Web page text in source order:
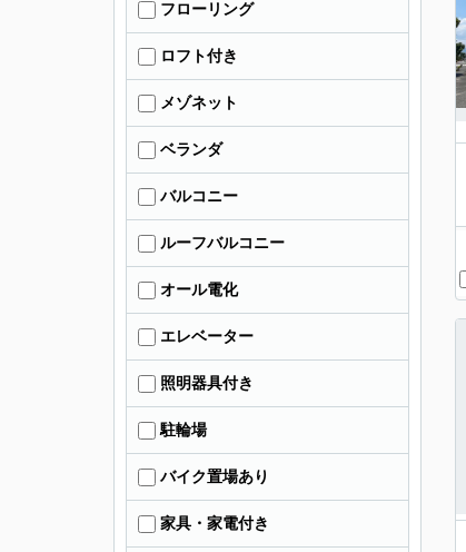
フローリング
ロフト付き
メゾネット
ベランダ
バルコニー
ルーフバルコニー
オール電化
エレベーター
照明器具付き
駐輪場
バイク置場あり
家具・家電付き